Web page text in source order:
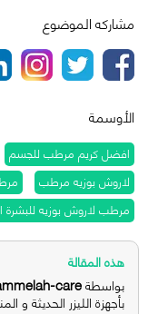
مشاركه الموضوع
الأوسمة
افضل كريم مرطب للجسم
لاروش بوزيه مرطب
مرطب لاروش بوزيه للبشرة
هذه المقالة
بواسطةcare
بأجهزة الليزر الحديثة و